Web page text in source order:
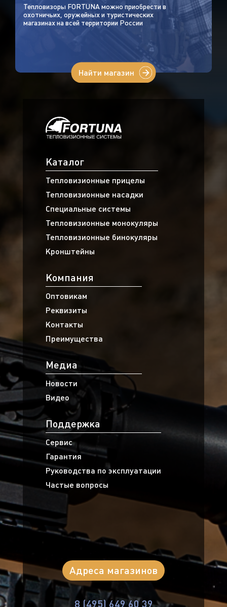
Тепловизоры FORTUNA можно приобрести в
охотничьих, оружейных и туристических
магазинах на всей территории России
Найти магазин
Каталог
Тепловизионные прицелы
Тепловизионные насадки
Специальные системы
Тепловизионные монокуляры
Тепловизионные бинокуляры
Кронштейны
Компания
Оптовикам
Реквизиты
Контакты
Преимущества
Медиа
Новости
Видео
Поддержка
Сервис
Гарантия
Руководства по эксплуатации
Частые вопросы
Адреса магазинов
8 (495) 649 60 39